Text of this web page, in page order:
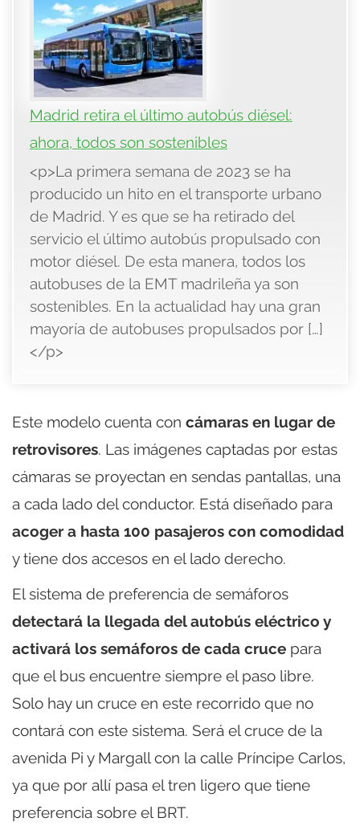
Madrid retira el último autobús diésel:
ahora, todos son sostenibles
<p>La primera semana de 2023 se ha
producido un hito en el transporte urbano
de Madrid. Y es que se ha retirado del
servicio el último autobús propulsado con
motor diésel. De esta manera, todos los
autobuses de la EMT madrileña ya son
sostenibles. En la actualidad hay una gran
mayoría de autobuses propulsados por […]
</p>
Este modelo cuenta con cámaras en lugar de
retrovisores. Las imágenes captadas por estas
cámaras se proyectan en sendas pantallas, una
a cada lado del conductor. Está diseñado para
acoger a hasta 100 pasajeros con comodidad
y tiene dos accesos en el lado derecho.
El sistema de preferencia de semáforos
detectará la llegada del autobús eléctrico y
activará los semáforos de cada cruce para
que el bus encuentre siempre el paso libre.
Solo hay un cruce en este recorrido que no
contará con este sistema. Será el cruce de la
avenida Pi y Margall con la calle Príncipe Carlos,
ya que por allí pasa el tren ligero que tiene
preferencia sobre el BRT.